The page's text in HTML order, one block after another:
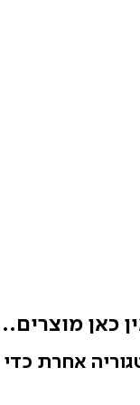
כאן
אחרת